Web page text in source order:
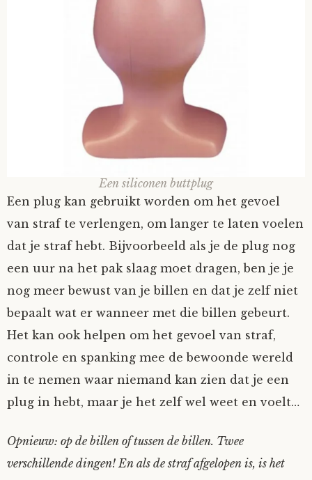
Een siliconen buttplug
Een plug kan gebruikt worden om het gevoel
van straf te verlengen, om langer te laten voelen
dat je straf hebt. Bijvoorbeeld als je de plug nog
een uur na het pak slaag moet dragen, ben je je
nog meer bewust van je billen en dat je zelf niet
bepaalt wat er wanneer met die billen gebeurt.
Het kan ook helpen om het gevoel van straf,
controle en spanking mee de bewoonde wereld
in te nemen waar niemand kan zien dat je een
plug in hebt, maar je het zelf wel weet en voelt…
Opnieuw: op de billen of tussen de billen. Twee
verschillende dingen! En als de straf afgelopen is, is het